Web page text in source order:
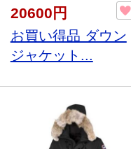
20600円
お買い得品 ダウン
ジャケット...